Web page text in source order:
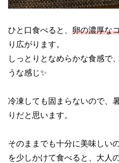
ひと口食べると、 卵の濃厚な
り広がります。
しっとりとなめらかな食感で
うな感じ✨
冷凍しても固まらないので、
りだと思います。
そのままでも十分に美味しい
を少しかけて食べると、大人